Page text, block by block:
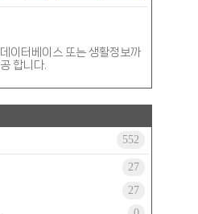
이터베이스 또는 생활정보까
합니다.
552
27
27